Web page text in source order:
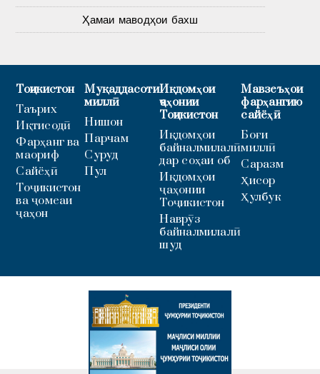
Ҳамаи маводҳои бахш
Тоҷикистон
Таърих
Иқтисодӣ
Фарҳанг ва
маориф
Сайёҳӣ
Тоҷикистон
ва ҷомеаи
ҷаҳон
Муқаддасоти
миллӣ
Нишон
Парчам
Суруд
Пул
Иқдомҳои
ҷаҳонии
Тоҷикистон
Иқдомҳои
байналмилалӣ
дар соҳаи об
Иқдомҳои
ҷаҳонии
Тоҷикистон
Наврӯз
байналмилалӣ
шуд
Мавзеъҳои
фарҳангию
сайёҳӣ
Боғи
миллӣ
Саразм
Ҳисор
Ҳулбук